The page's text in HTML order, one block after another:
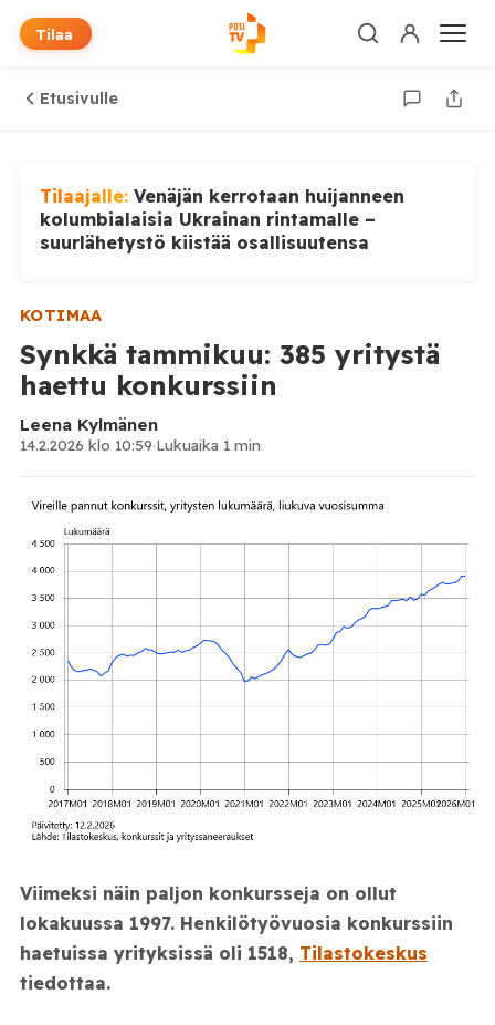
Tilaa
Etusivulle
Tilaajalle: Venäjän kerrotaan huijanneen
kolumbialaisia Ukrainan rintamalle –
suurlähetystö kiistää osallisuutensa
KOTIMAA
Synkkä tammikuu: 385 yritystä
haettu konkurssiin
Leena Kylmänen
14.2.2026 klo 10:59·Lukuaika 1 min
Viimeksi näin paljon konkursseja on ollut
lokakuussa 1997. Henkilötyövuosia konkurssiin
haetuissa yrityksissä oli 1518, Tilastokeskus
tiedottaa.